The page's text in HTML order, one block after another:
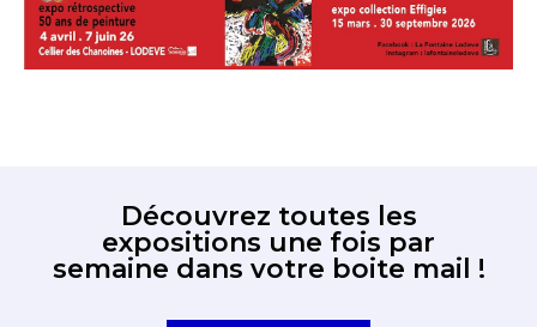
Découvrez toutes les
expositions une fois par
semaine dans votre boite mail !